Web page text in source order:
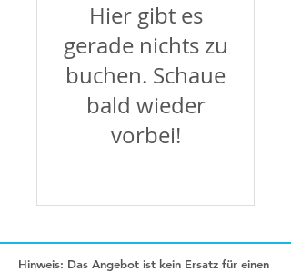
Hier gibt es
gerade nichts zu
buchen. Schaue
bald wieder
vorbei!
Hinweis: Das Angebot ist kein Ersatz für einen